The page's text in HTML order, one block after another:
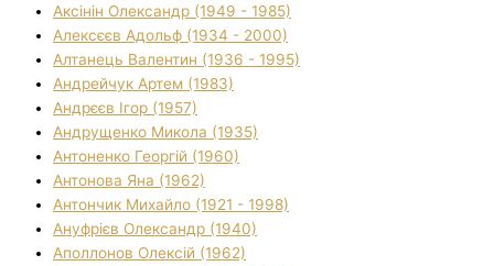
Аксінін Олександр (1949 - 1985)
Алексєєв Адольф (1934 - 2000)
Алтанець Валентин (1936 - 1995)
Андрейчук Артем (1983)
Андрєєв Ігор (1957)
Андрущенко Микола (1935)
Антоненко Георгій (1960)
Антонова Яна (1962)
Антончик Михайло (1921 - 1998)
Ануфрієв Олександр (1940)
Аполлонов Олексій (1962)